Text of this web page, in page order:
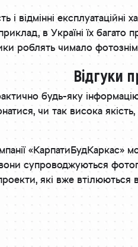
і відмінні
в Україні їх
роблять чимало
Відгуки
будь-яку
чи так висока
«КарпатиБудКаркас»
супроводжуються
які вже втілюються